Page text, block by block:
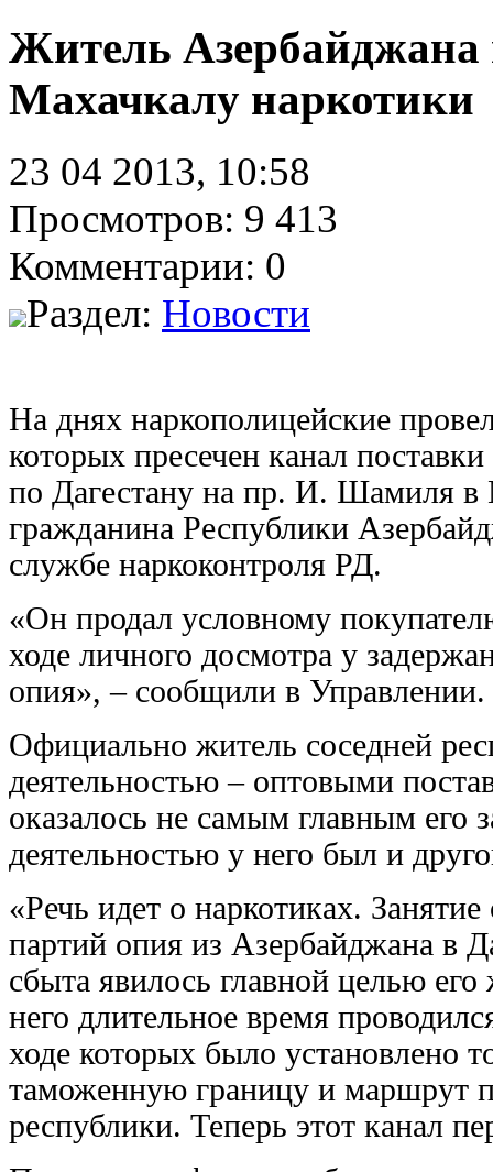
Житель Азербайджана
Махачкалу наркотики
23 04 2013, 10:58
Просмотров: 9 413
Комментарии: 0
Раздел: Новости
На днях наркополицейские
которых пресечен канал
по Дагестану на пр. И. Шамиля в
гражданина Республики
службе наркоконтроля РД.
«Он продал условному
ходе личного досмотра у
опия», – сообщили в Управлении.
Официально житель соседней
деятельностью – оптовыми
оказалось не самым главным его
деятельностью у него был и
«Речь идет о наркотиках.
партий опия из Азербайджана в
сбыта явилось главной целью
него длительное время
ходе которых было установлено
таможенную границу и маршрут
республики. Теперь этот канал